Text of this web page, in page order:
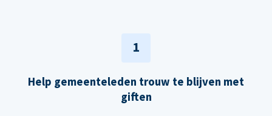
1
Help gemeenteleden trouw te blijven met
giften